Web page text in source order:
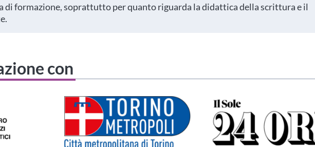
di formazione, soprattutto per quanto riguarda la didattica della scrittura e il
con